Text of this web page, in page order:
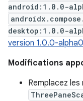
android:1.0.0-
desktop:1.0.0-
version 1.0.0-
Modifications
Remplacez